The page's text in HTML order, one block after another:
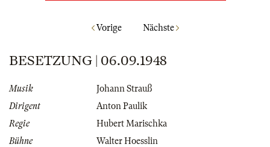
Vorige Nächste
BESETZUNG | 06.09.1948
Musik
Johann Strauß
Dirigent
Anton Paulik
Regie
Hubert Marischka
Bühne
Walter Hoesslin